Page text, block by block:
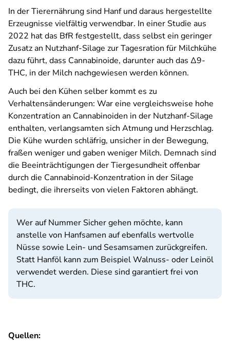
In der Tierernährung sind Hanf und daraus hergestellte
Erzeugnisse vielfältig verwendbar. In einer Studie aus
2022 hat das BfR festgestellt, dass selbst ein geringer
Zusatz an Nutzhanf-Silage zur Tagesration für Milchkühe
dazu führt, dass Cannabinoide, darunter auch das Δ9-
THC, in der Milch nachgewiesen werden können.
Auch bei den Kühen selber kommt es zu
Verhaltensänderungen: War eine vergleichsweise hohe
Konzentration an Cannabinoiden in der Nutzhanf-Silage
enthalten, verlangsamten sich Atmung und Herzschlag.
Die Kühe wurden schläfrig, unsicher in der Bewegung,
fraßen weniger und gaben weniger Milch. Demnach sind
die Beeinträchtigungen der Tiergesundheit offenbar
durch die Cannabinoid-Konzentration in der Silage
bedingt, die ihrerseits von vielen Faktoren abhängt.
Wer auf Nummer Sicher gehen möchte, kann
anstelle von Hanfsamen auf ebenfalls wertvolle
Nüsse sowie Lein- und Sesamsamen zurückgreifen.
Statt Hanföl kann zum Beispiel Walnuss- oder Leinöl
verwendet werden. Diese sind garantiert frei von
THC.
Quellen: